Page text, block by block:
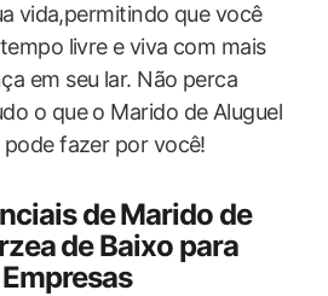
vida,permitindo que ‍você
livre​ e⁤ viva com mais
em seu lar. Não perca
o que o Marido‌ de Aluguel
pode fazer por​ você!
de⁣ Marido de
⁢de Baixo para